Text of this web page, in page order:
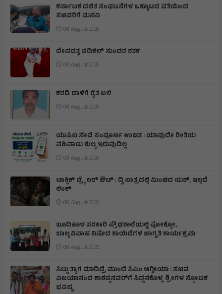
ಕರ್ನಾಟಕ ದಲಿತ ಸಂಘಟನೆಗಳ ಒಕ್ಕೂಟದ ವತಿಯಿಂದ
ಸಚಿವರಿಗೆ ಮನವಿ
08 August 2026
ದೇವದತ್ತ ಪಡಿಕಲ್ ಸುಂದರ ಶತಕ
08 August 2026
ಕರಡಿ ದಾಳಿಗೆ ರೈತ ಬಲಿ
08 August 2026
ಯುಪಿಐ ಸೇವೆ ಸಂಪೂರ್ಣ ಉಚಿತ : ಯಾವುದೇ ರೀತಿಯ
ವಹಿವಾಟು ಶುಲ್ಕ ಇರುವುದಿಲ್ಲ
08 August 2026
ಟಾಕ್ಸಿಕ್ ಟ್ರೈಲರ್ ಔಟ್ : ದ್ವಿ ಪಾತ್ರದಲ್ಲಿ ಮಿಂಚಿದ ಯಶ್, ಇಲ್ಲದೆ
ಲಿಂಕ್
08 August 2026
ಬೂದಿಹಾಳ ಸರಕಾರಿ ಪ್ರೌಢಶಾಲೆಯಲ್ಲಿ ಪೋಕ್ಸೋ,
ಬಾಲ್ಯವಿವಾಹ ನಿಷೇದ ಕಾಯಿದೆಗಳ ಜಾಗೃತಿ ಕಾರ್ಯಕ್ರಮ
08 August 2026
ಸಿಟ್ಟು ತ್ಯಾಗ ಮಾಡಿದ್ರೆ ಮುಂದೆ ಸಿಎಂ ಆಗ್ತೀಯಾ : ಸಚಿವ
ವಿಜಯಾನಂದ ಕಾಶಪ್ಪನವರ್‌ಗೆ ಸಿದ್ದನಕೊಳ್ಳ ಶ್ರೀಗಳ ಸ್ಫೋಟಕ
ಭವಿಷ್ಯ